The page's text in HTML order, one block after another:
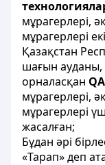
мұрагерлері,
мұрагерлері
Қазақстан
шағын
орналасқан
мұрагерлері,
мұрагерлері
жасалған;
Бұдан әрі
«Тарап» деп